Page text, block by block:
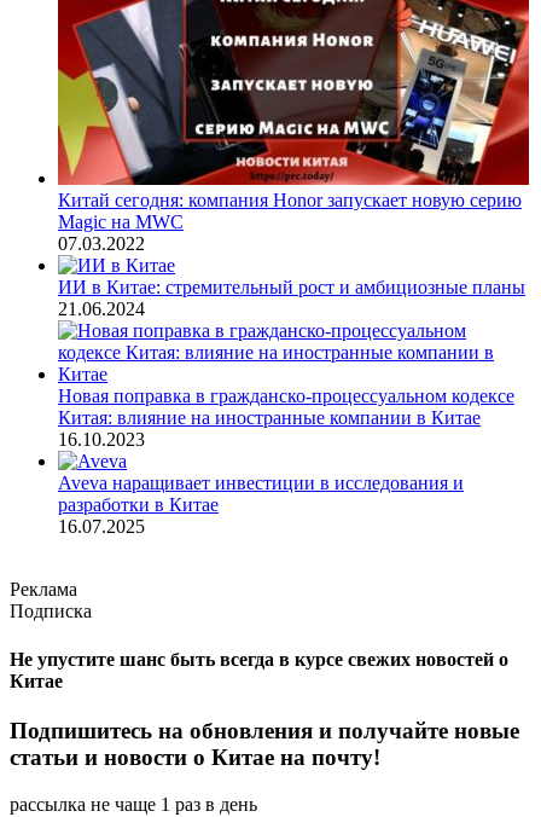
Китай сегодня: компания Honor запускает новую серию
Magic на MWC
07.03.2022
ИИ в Китае: стремительный рост и амбициозные планы
21.06.2024
Новая поправка в гражданско-процессуальном кодексе
Китая: влияние на иностранные компании в Китае
16.10.2023
Aveva наращивает инвестиции в исследования и
разработки в Китае
16.07.2025
Реклама
Подписка
Не упустите шанс быть всегда в курсе свежих новостей о
Китае
Подпишитесь на обновления и получайте новые
статьи и новости о Китае на почту!
рассылка не чаще 1 раз в день